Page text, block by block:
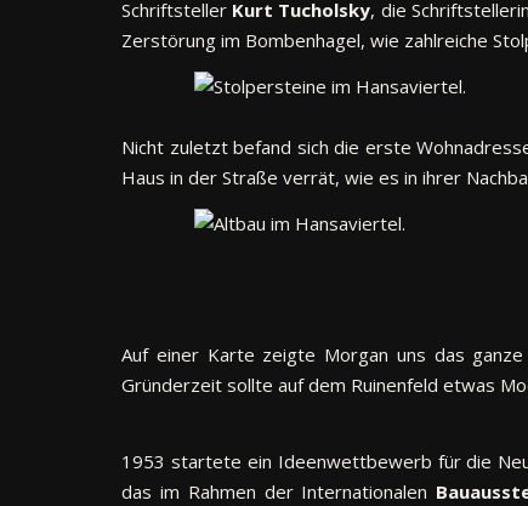
Schriftsteller Kurt Tucholsky, die Schriftstellerin
Zerstörung im Bombenhagel, wie zahlreiche
Nicht zuletzt befand sich die erste
Haus in der Straße verrät, wie es in ihrer
Auf einer Karte zeigte Morgan uns das
Gründerzeit sollte auf dem Ruinenfeld etwas
1953 startete ein Ideenwettbewerb für die
das im Rahmen der Internationalen